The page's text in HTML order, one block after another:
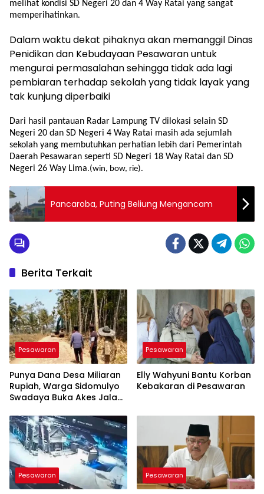
melihat kondisi SD Negeri 20 dan 4 Way Ratai yang sangat
memperihatinkan.
Dalam waktu dekat pihaknya akan memanggil Dinas
Penidikan dan Kebudayaan Pesawaran untuk
mengurai permasalahan sehingga tidak ada lagi
pembiaran terhadap sekolah yang tidak layak yang
tak kunjung diperbaiki
Dari hasil pantauan Radar Lampung TV dilokasi selain SD
Negeri 20 dan SD Negeri 4 Way Ratai masih ada sejumlah
sekolah yang membutuhkan perhatian lebih dari Pemerintah
Daerah Pesawaran seperti SD Negeri 18 Way Ratai dan SD
Negeri 26 Way Lima.(win, bow, rie).
Pancaroba, Puting Beliung Mengancam
Berita Terkait
Pesawaran
Punya Dana Desa Miliaran
Rupiah, Warga Sidomulyo
Swadaya Buka Akes Jalan
Pesawaran
Elly Wahyuni Bantu Korban
Kebakaran di Pesawaran
Pesawaran Pesawaran